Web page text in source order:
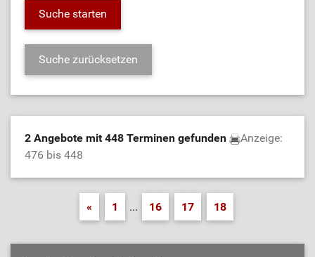
2 Angebote mit 448 Terminen gefunden
Anzeige:
476 bis 448
« 1 ... 16 17 18